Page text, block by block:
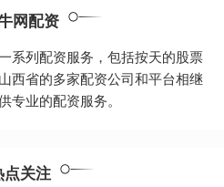
网配资
系列配资服务，包括按天的股票
西省的多家配资公司和平台相继
专业的配资服务。
点关注